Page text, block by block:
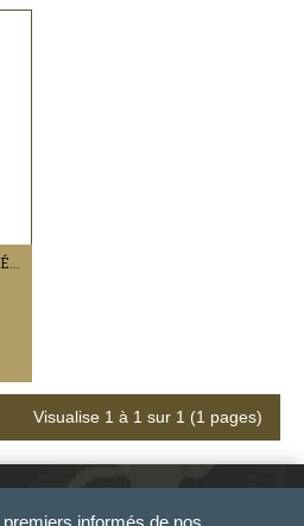
FOURREAUX CORPS DES INGÉNIEURS DE L'AGRICULTURE ET DE L'ENVIRONNEMENT (ET DIVISIONNAIRES)
Visualise 1 à 1 sur 1 (1 pages)
informés de nos